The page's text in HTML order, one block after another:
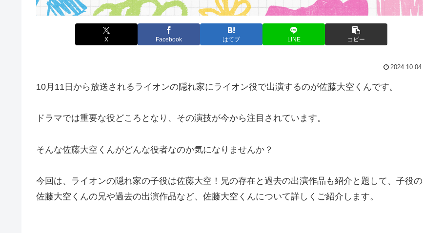
X Facebook はてブ LINE コピー
2024.10.04
10月11日から放送されるライオンの隠れ家にライオン役で出演するのが佐藤大空くんです。
ドラマでは重要な役どころとなり、その演技が今から注目されています。
そんな佐藤大空くんがどんな役者なのか気になりませんか？
今回は、ライオンの隠れ家の子役は佐藤大空！兄の存在と過去の出演作品も紹介と題して、子役の
佐藤大空くんの兄や過去の出演作品など、佐藤大空くんについて詳しくご紹介します。